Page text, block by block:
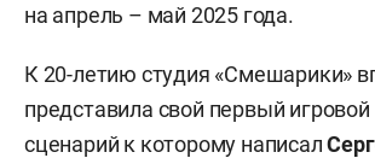
на апрель – май 2025 года.
К 20-летию студия «Смешарики»
представила свой первый игровой
сценарий к которому написал